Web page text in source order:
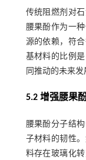
传统阻燃剂对
腰果酚作为一
源的依赖，符
基材料的比例
同推动的未来发
5.2 增强腰果
腰果酚分子结
子材料的韧性
料存在玻璃化